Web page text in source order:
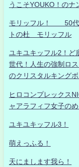
うこそYOUKO！のナ
モリッフル！ 50代
トの杜 モリッフル
ユキユキッフル2！ど
世代！人生の強制ロ
のクリスタルキング
ヒロコンプレックス
ャアラフィフ女子の
ユキユキッフル3！
萌えっふる！
天にまします我ら！